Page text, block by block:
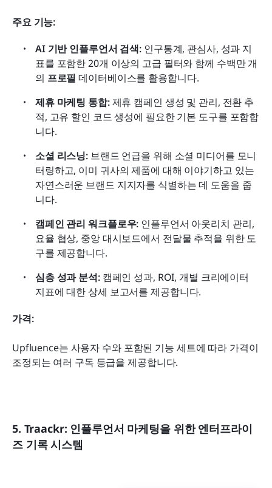
주요 기능:
AI 기반 인플루언서 검색: 인구통계, 관심사, 성과 지
표를 포함한 20개 이상의 고급 필터와 함께 수백만 개
의 프로필 데이터베이스를 활용합니다.
제휴 마케팅 통합: 제휴 캠페인 생성 및 관리, 전환 추
적, 고유 할인 코드 생성에 필요한 기본 도구를 포함합
니다.
소셜 리스닝: 브랜드 언급을 위해 소셜 미디어를 모니
터링하고, 이미 귀사의 제품에 대해 이야기하고 있는
자연스러운 브랜드 지지자를 식별하는 데 도움을 줍
니다.
캠페인 관리 워크플로우: 인플루언서 아웃리치 관리,
요율 협상, 중앙 대시보드에서 전달물 추적을 위한 도
구를 제공합니다.
심층 성과 분석: 캠페인 성과, ROI, 개별 크리에이터
지표에 대한 상세 보고서를 제공합니다.
가격:
Upfluence는 사용자 수와 포함된 기능 세트에 따라 가격이
조정되는 여러 구독 등급을 제공합니다.
5. Traackr: 인플루언서 마케팅을 위한 엔터프라이
즈 기록 시스템